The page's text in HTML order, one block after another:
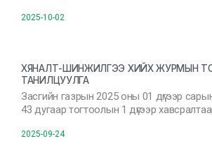
2025-10-02
ХЯНАЛТ-ШИНЖИЛГЭЭ ХИЙХ ЖУРМЫН
ТАНИЛЦУУЛГА
Засгийн газрын 2025 оны 01 дүгээр
43 дугаар тогтоолын 1 дүгээр
2025-09-24